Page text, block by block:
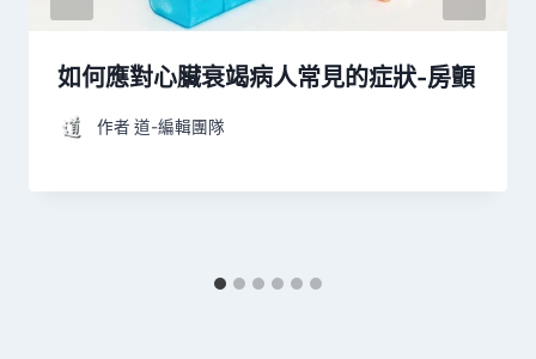
如何應對心臟衰竭病人常見的症狀-房顫
作者 道-編輯團隊